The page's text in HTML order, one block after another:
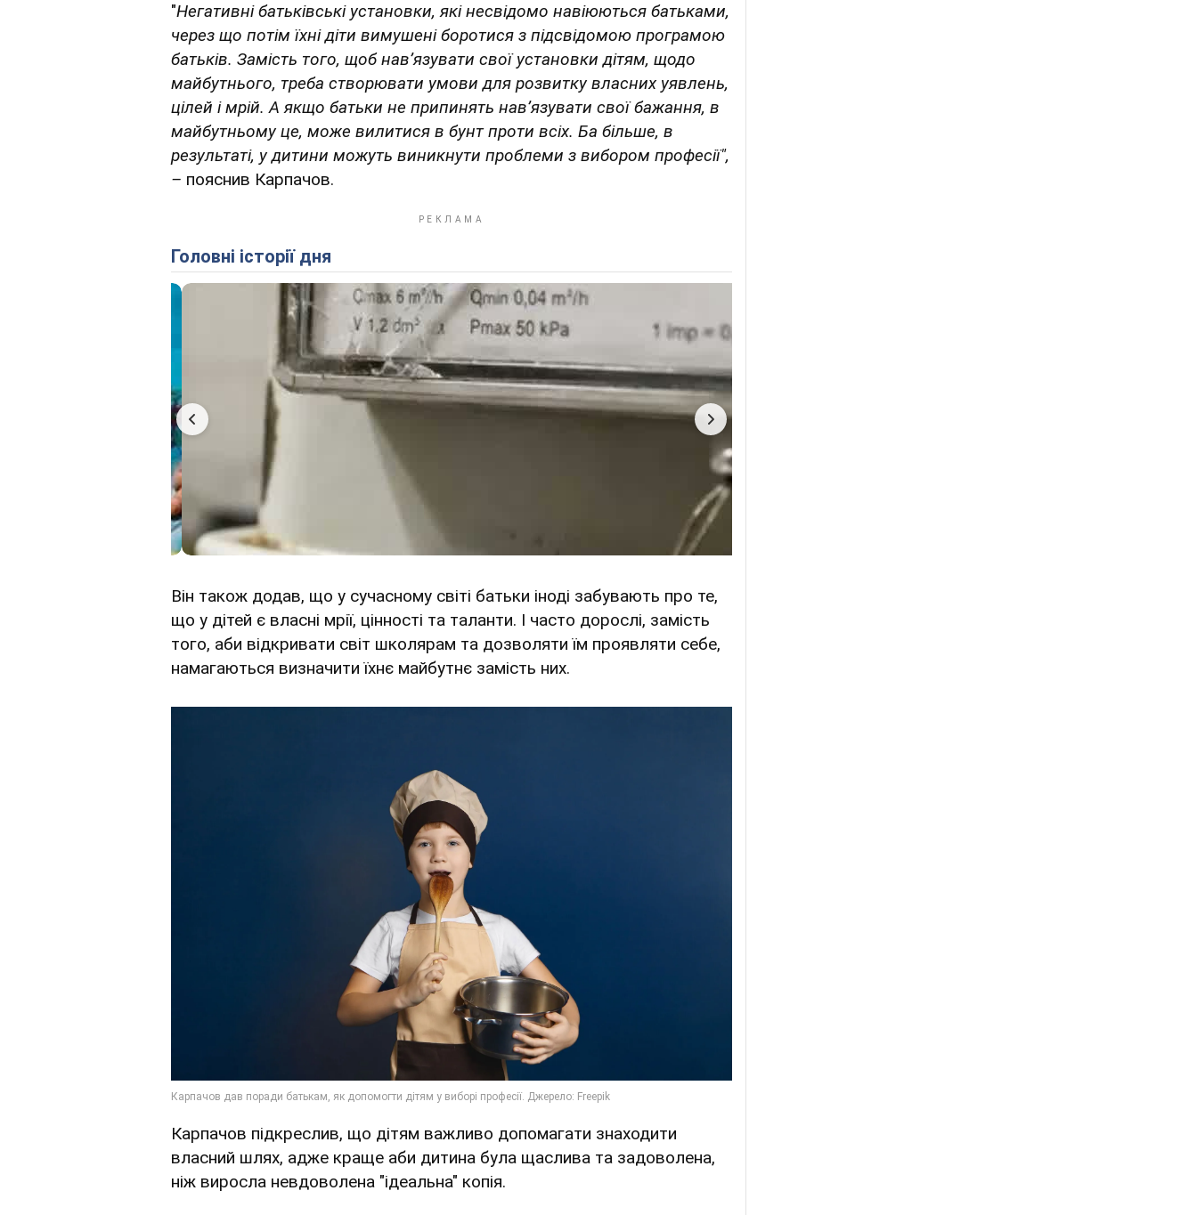
"Негативні батьківські установки, які несвідомо навіюються батьками,
через що потім їхні діти вимушені боротися з підсвідомою програмою
батьків. Замість того, щоб нав’язувати свої установки дітям, щодо
майбутнього, треба створювати умови для розвитку власних уявлень,
цілей і мрій. А якщо батьки не припинять нав’язувати свої бажання, в
майбутньому це, може вилитися в бунт проти всіх. Ба більше, в
результаті, у дитини можуть виникнути проблеми з вибором професії",
– пояснив Карпачов.
Головні історії дня
Він також додав, що у сучасному світі батьки іноді забувають про те,
що у дітей є власні мрії, цінності та таланти. І часто дорослі, замість
того, аби відкривати світ школярам та дозволяти їм проявляти себе,
намагаються визначити їхнє майбутнє замість них.
Карпачов підкреслив, що дітям важливо допомагати знаходити
власний шлях, адже краще аби дитина була щаслива та задоволена,
ніж виросла невдоволена "ідеальна" копія.